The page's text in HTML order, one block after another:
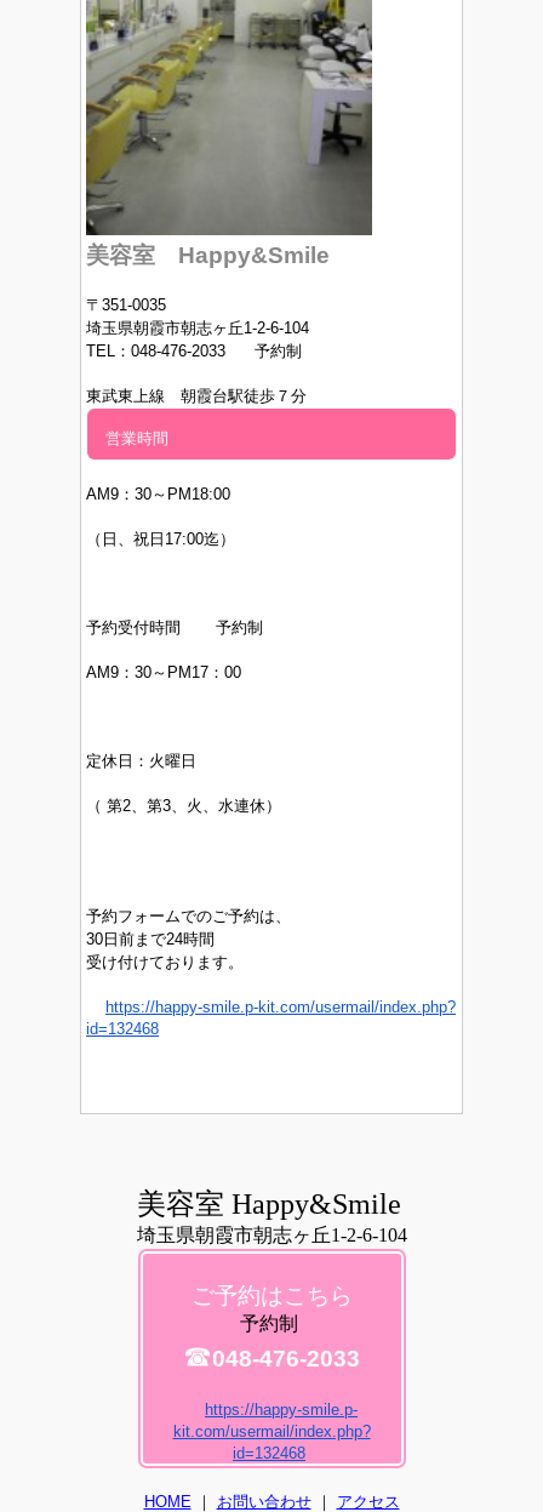
美容室 Happy&Smile
〒351-0035
埼玉県朝霞市朝志ヶ丘1-2-6-104
TEL：048-476-2033 予約制
東武東上線 朝霞台駅徒歩７分
営業時間
AM9：30～PM18:00
（日、祝日17:00迄）
予約受付時間 予約制
AM9：30～PM17：00
定休日： 火曜日
（ 第2、第3、火、水連休）
予約フォームでのご予約は、
30日前まで24時間
受け付けております。
https://happy-smile.p-kit.com/usermail/index.php?
id=132468
美容室 Happy&Smile
埼玉県朝霞市朝志ヶ丘1-2-6-104
ご予約はこちら
予約制
☎048-476-2033
https://happy-smile.p-
kit.com/usermail/index.php?
id=132468
HOME｜ お問い合わせ｜ アクセス